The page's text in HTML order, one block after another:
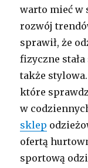
warto mieć w
rozwój
sprawił, że
fizyczne
także
które
w
sklep
ofertą
sportową